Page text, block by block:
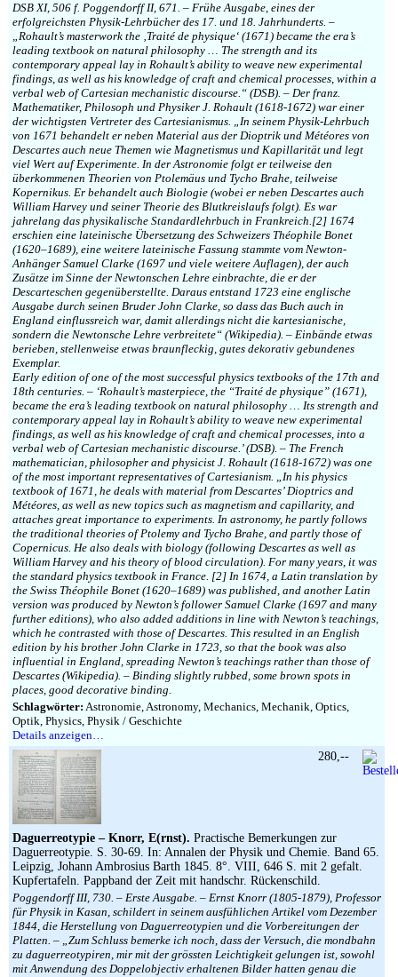
DSB XI, 506 f. Poggendorff II, 671. – Frühe Ausgabe, eines der
erfolgreichsten Physik-Lehrbücher des 17. und 18. Jahrhunderts. –
„Rohault’s masterwork the ‚Traité de physique‘ (1671) became the era’s
leading textbook on natural philosophy … The strength and its
contemporary appeal lay in Rohault’s ability to weave new experimental
findings, as well as his knowledge of craft and chemical processes, within a
verbal web of Cartesian mechanistic discourse.“ (DSB). – Der franz.
Mathematiker, Philosoph und Physiker J. Rohault (1618-1672) war einer
der wichtigsten Vertreter des Cartesianismus. „In seinem Physik-Lehrbuch
von 1671 behandelt er neben Material aus der Dioptrik und Météores von
Descartes auch neue Themen wie Magnetismus und Kapillarität und legt
viel Wert auf Experimente. In der Astronomie folgt er teilweise den
überkommenen Theorien von Ptolemäus und Tycho Brahe, teilweise
Kopernikus. Er behandelt auch Biologie (wobei er neben Descartes auch
William Harvey und seiner Theorie des Blutkreislaufs folgt). Es war
jahrelang das physikalische Standardlehrbuch in Frankreich.[2] 1674
erschien eine lateinische Übersetzung des Schweizers Théophile Bonet
(1620–1689), eine weitere lateinische Fassung stammte vom Newton-
Anhänger Samuel Clarke (1697 und viele weitere Auflagen), der auch
Zusätze im Sinne der Newtonschen Lehre einbrachte, die er der
Descarteschen gegenüberstellte. Daraus entstand 1723 eine englische
Ausgabe durch seinen Bruder John Clarke, so dass das Buch auch in
England einflussreich war, damit allerdings nicht die kartesianische,
sondern die Newtonsche Lehre verbreitete“ (Wikipedia). – Einbände etwas
berieben, stellenweise etwas braunfleckig, gutes dekorativ gebundenes
Exemplar.
Early edition of one of the most successful physics textbooks of the 17th and
18th centuries. – ‘Rohault’s masterpiece, the “Traité de physique” (1671),
became the era’s leading textbook on natural philosophy … Its strength and
contemporary appeal lay in Rohault’s ability to weave new experimental
findings, as well as his knowledge of craft and chemical processes, into a
verbal web of Cartesian mechanistic discourse.’ (DSB). – The French
mathematician, philosopher and physicist J. Rohault (1618-1672) was one
of the most important representatives of Cartesianism. „In his physics
textbook of 1671, he deals with material from Descartes’ Dioptrics and
Météores, as well as new topics such as magnetism and capillarity, and
attaches great importance to experiments. In astronomy, he partly follows
the traditional theories of Ptolemy and Tycho Brahe, and partly those of
Copernicus. He also deals with biology (following Descartes as well as
William Harvey and his theory of blood circulation). For many years, it was
the standard physics textbook in France. [2] In 1674, a Latin translation by
the Swiss Théophile Bonet (1620–1689) was published, and another Latin
version was produced by Newton’s follower Samuel Clarke (1697 and many
further editions), who also added additions in line with Newton’s teachings,
which he contrasted with those of Descartes. This resulted in an English
edition by his brother John Clarke in 1723, so that the book was also
influential in England, spreading Newton’s teachings rather than those of
Descartes (Wikipedia). – Binding slightly rubbed, some brown spots in
places, good decorative binding.
Schlagwörter: Astronomie, Astronomy, Mechanics, Mechanik, Optics,
Optik, Physics, Physik / Geschichte
Details anzeigen…
Daguerreotypie – Knorr, E(rnst). Practische Bemerkungen zur
Daguerreotypie. S. 30-69. In: Annalen der Physik und Chemie. Band 65.
Leipzig, Johann Ambrosius Barth 1845. 8°. VIII, 646 S. mit 2 gefalt.
Kupfertafeln. Pappband der Zeit mit handschr. Rückenschild.
Poggendorff III, 730. – Erste Ausgabe. – Ernst Knorr (1805-1879), Professor
für Physik in Kasan, schildert in seinem ausfühlichen Artikel vom Dezember
1844, die Herstellung von Daguerreotypien und die Vorbereitungen der
Platten. – „Zum Schluss bemerke ich noch, dass der Versuch, die mondbahn
zu daguerreotypiren, mir mit der grössten Leichtigkeit gelungen ist, sowohl
mit Anwendung des Doppelobjectiv erhaltenen Bilder hatten genau die
280,--